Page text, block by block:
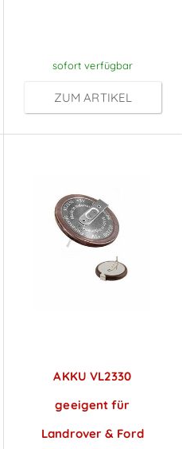
sofort verfügbar
ZUM ARTIKEL
AKKU VL2330
geeigent für
Landrover & Ford